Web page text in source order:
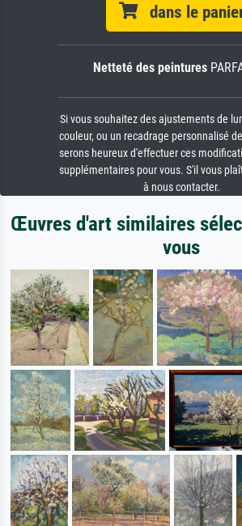
dans le
Netteté des peintures
Si vous souhaitez des ajustements de
couleur, ou un recadrage personnalisé
serons heureux d'effectuer ces
supplémentaires pour vous. S'il vous
à nous contacter.
Œuvres d'art similaires
vous